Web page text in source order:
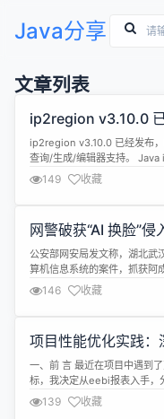
Java分享
文章列表
ip2region v3.10.0
ip2region v3.10.0 已经发布
查询/生成/编辑器支持。
全的查询服务，使用方式请
级为 3.2.0。 What's
149 收藏
网警破获“AI 换脸”侵
公安部网安局发文称，湖北武
算机信息系统的案件，抓获阿
开始推荐投资理财APP了？
公司公众号评论区，却被一连
看公众号文章，惊讶地发现原
146 收藏
项目性能优化实践：
术
一、前 言 最近在项目中遇到
标，我决定从eebi报表入手，
表中的cost_time、is_first等
了更好地理解这些数据的含义
139 收藏